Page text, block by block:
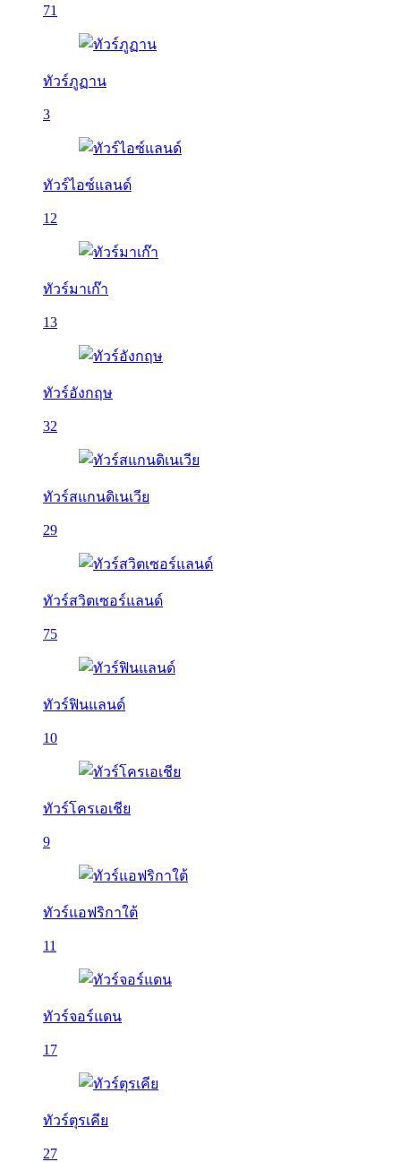
71
ทัวร์ภูฏาน
3
ทัวร์ไอซ์แลนด์
12
ทัวร์มาเก๊า
13
ทัวร์อังกฤษ
32
ทัวร์สแกนดิเนเวีย
29
ทัวร์สวิตเซอร์แลนด์
75
ทัวร์ฟินแลนด์
10
ทัวร์โครเอเชีย
9
ทัวร์แอฟริกาใต้
11
ทัวร์จอร์แดน
17
ทัวร์ตุรเคีย
27